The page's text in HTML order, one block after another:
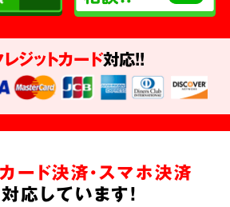
レジットカード対応!!
ード決済・スマホ決済
応しています!